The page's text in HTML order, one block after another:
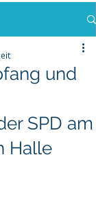
und
SPD am
Halle